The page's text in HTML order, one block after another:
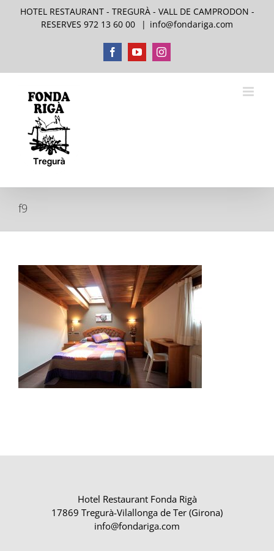
HOTEL RESTAURANT - TREGURÀ - VALL DE CAMPRODON -
RESERVES 972 13 60 00
| info@fondariga.com
FacebookYouTubeInstagram
f9
Hotel Restaurant Fonda Rigà
17869 Tregurà-Vilallonga de Ter (Girona)
info@fondariga.com